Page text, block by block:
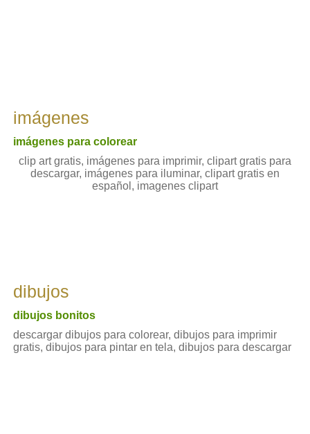
imágenes
imágenes para colorear
clip art gratis, imágenes para imprimir, clipart gratis para
descargar, imágenes para iluminar, clipart gratis en
español, imagenes clipart
dibujos
dibujos bonitos
descargar dibujos para colorear, dibujos para imprimir
gratis, dibujos para pintar en tela, dibujos para descargar